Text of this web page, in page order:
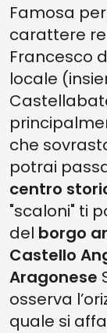
Famosa
carattere
Francesco
locale
che
potrai
centro
"scaloni" ti
del borgo
Castello
Aragonese
osserva
quale si